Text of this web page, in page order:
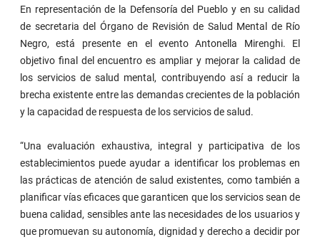
En representación de la Defensoría del Pueblo y en su calidad
de secretaria del Órgano de Revisión de Salud Mental de Río
Negro, está presente en el evento Antonella Mirenghi. El
objetivo final del encuentro es ampliar y mejorar la calidad de
los servicios de salud mental, contribuyendo así a reducir la
brecha existente entre las demandas crecientes de la población
y la capacidad de respuesta de los servicios de salud.
“Una evaluación exhaustiva, integral y participativa de los
establecimientos puede ayudar a identificar los problemas en
las prácticas de atención de salud existentes, como también a
planificar vías eficaces que garanticen que los servicios sean de
buena calidad, sensibles ante las necesidades de los usuarios y
que promuevan su autonomía, dignidad y derecho a decidir por